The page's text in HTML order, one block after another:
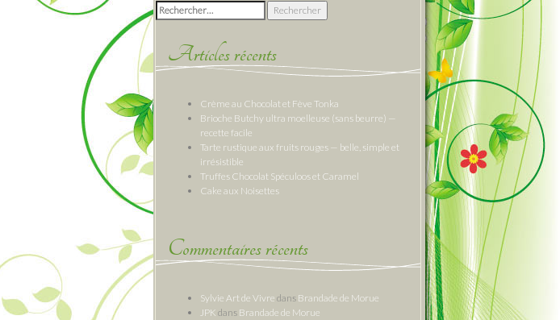
Rechercher :
Articles récents
Crème au Chocolat et Fève Tonka
Brioche Butchy ultra moelleuse (sans beurre) —
recette facile
Tarte rustique aux fruits rouges — belle, simple et
irrésistible
Truffes Chocolat Spéculoos et Caramel
Cake aux Noisettes
Commentaires récents
Sylvie Art de Vivre dans Brandade de Morue
JPK dans Brandade de Morue